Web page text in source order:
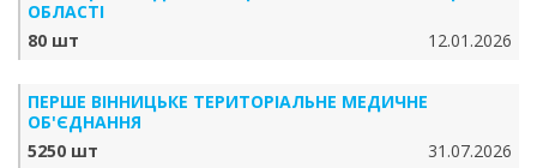
ОБЛАСТІ
80 шт
12.01.2026
ПЕРШЕ ВІННИЦЬКЕ ТЕРИТОРІАЛЬНЕ МЕДИЧНЕ
ОБ'ЄДНАННЯ
5250 шт
31.07.2026